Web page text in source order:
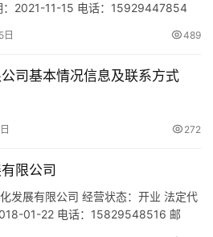
：2021-11-15 电话：15929447854
地址：陕西省西安市莲湖区龙首北路
489
司基本情况信息及联系方式
272
限公司
发展有限公司 经营状态：开业 法定代
01-22 电话：15829548516 邮